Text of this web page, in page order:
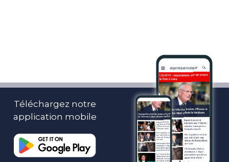
Téléchargez notre
application mobile